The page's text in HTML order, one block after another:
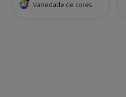
Variedade de cores